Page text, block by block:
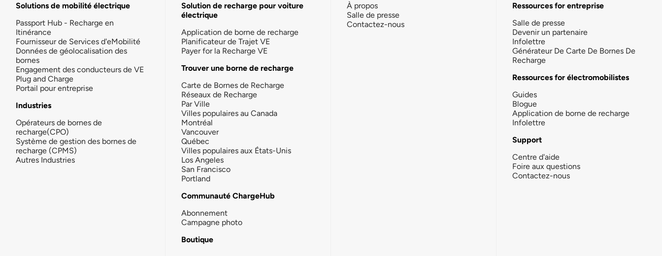
Solutions de mobilité électrique
Passport Hub - Recharge en
Itinérance
Fournisseur de Services d'eMobilité
Données de géolocalisation des
bornes
Engagement des conducteurs de VE
Plug and Charge
Portail pour entreprise
Industries
Opérateurs de bornes de
recharge(CPO)
Système de gestion des bornes de
recharge (CPMS)
Autres Industries
Solution de recharge pour voiture
électrique
Application de borne de recharge
Planificateur de Trajet VE
Payer for la Recharge VE
Trouver une borne de recharge
Carte de Bornes de Recharge
Réseaux de Recharge
Par Ville
Villes populaires au Canada
Montréal
Vancouver
Québec
Villes populaires aux États-Unis
Los Angeles
San Francisco
Portland
Communauté ChargeHub
Abonnement
Campagne photo
Boutique
À propos
Salle de presse
Contactez-nous
Ressources for entreprise
Salle de presse
Devenir un partenaire
Infolettre
Générateur De Carte De Bornes De
Recharge
Ressources for électromobilistes
Guides
Blogue
Application de borne de recharge
Infolettre
Support
Centre d'aide
Foire aux questions
Contactez-nous